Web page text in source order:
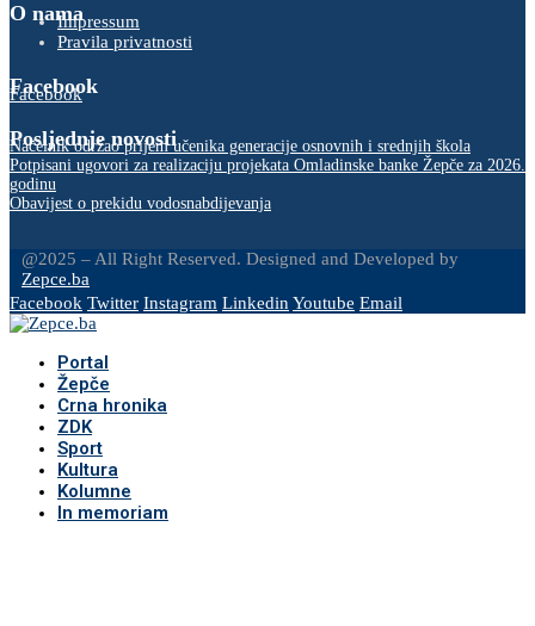
O namaImpressum
Pravila privatnosti
Facebook
Facebook
Posljednje novosti
Načelnik održao prijem učenika generacije osnovnih i srednjih škola
Potpisani ugovori za realizaciju projekata Omladinske banke Žepče za 2026.
godinu
Obavijest o prekidu vodosnabdijevanja
@2025 – All Right Reserved. Designed and Developed by
Zepce.ba
Facebook Twitter Instagram LinkedinYoutube Email
Portal
Žepče
Crna hronika
ZDK
Sport
Kultura
Kolumne
In memoriam